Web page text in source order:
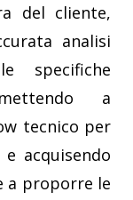
del cliente,
analisi
specifiche
a
tecnico per
acquisendo
a proporre le